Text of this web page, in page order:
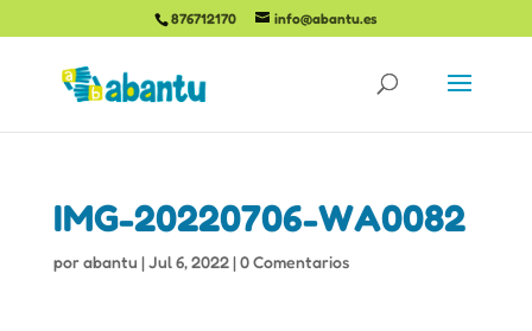
876712170 info@abantu.es
IMG-20220706-WA0082
porabantu |Jul 6, 2022|0 Comentarios